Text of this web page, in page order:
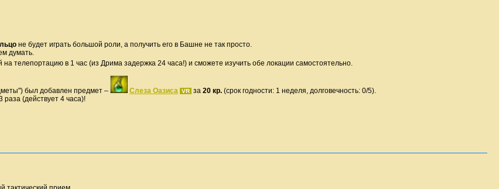
не будет играть большой роли, а получить его в Башне не так просто.
думать.
на телепортацию в 1 час (из Дрима задержка 24 часа!) и сможете изучить обе локации самостоятельно.
был добавлен предмет – Слеза Оазиса VR за 20 кр. (срок годности: 1 неделя, долговечность: 0/5).
(действует 4 часа)!